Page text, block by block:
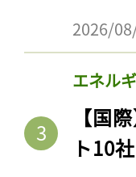
2026/
エネル
【国
ト10